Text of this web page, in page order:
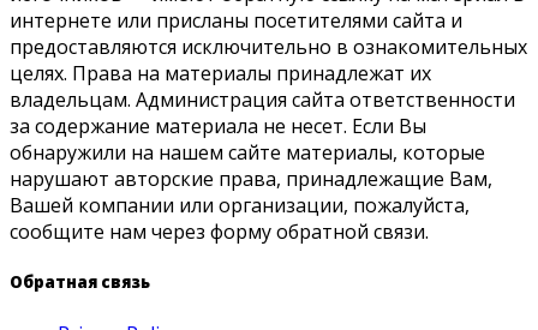
интернете или присланы посетителями сайта и
предоставляются исключительно в ознакомительных
целях. Права на материалы принадлежат их
владельцам. Администрация сайта ответственности
за содержание материала не несет. Если Вы
обнаружили на нашем сайте материалы, которые
нарушают авторские права, принадлежащие Вам,
Вашей компании или организации, пожалуйста,
сообщите нам через форму обратной связи.
Обратная связь